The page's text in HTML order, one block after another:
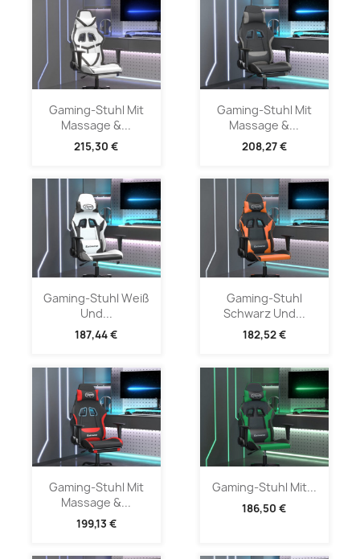
Gaming-Stuhl Mit
Massage &...
215,30 €
Gaming-Stuhl Mit
Massage &...
208,27 €
Gaming-Stuhl Weiß
Und...
187,44 €
Gaming-Stuhl
Schwarz Und...
182,52 €
Gaming-Stuhl Mit
Massage &...
199,13 €
Gaming-Stuhl Mit...
186,50 €